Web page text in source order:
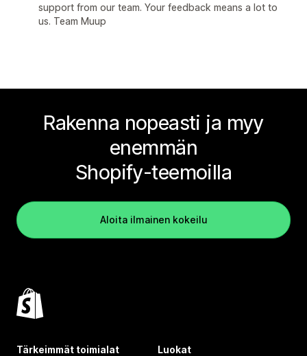
support from our team. Your feedback means a lot to
us. Team Muup
Rakenna nopeasti ja myy
enemmän
Shopify-teemoilla
Aloita ilmainen kokeilu
Tärkeimmät toimialat Luokat